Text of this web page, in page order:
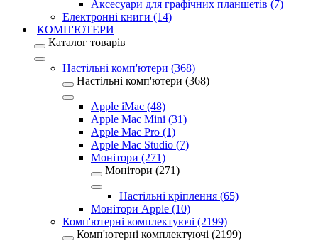
Аксесуари для графічних планшетів (7)
Електронні книги (14)
КОМП'ЮТЕРИ
Каталог товарів
Настільні комп'ютери (368)
Настільні комп'ютери (368)
Apple iMac (48)
Apple Mac Mini (31)
Apple Mac Pro (1)
Apple Mac Studio (7)
Монітори (271)
Монітори (271)
Настільні кріплення (65)
Монітори Apple (10)
Комп'ютерні комплектуючі (2199)
Комп'ютерні комплектуючі (2199)